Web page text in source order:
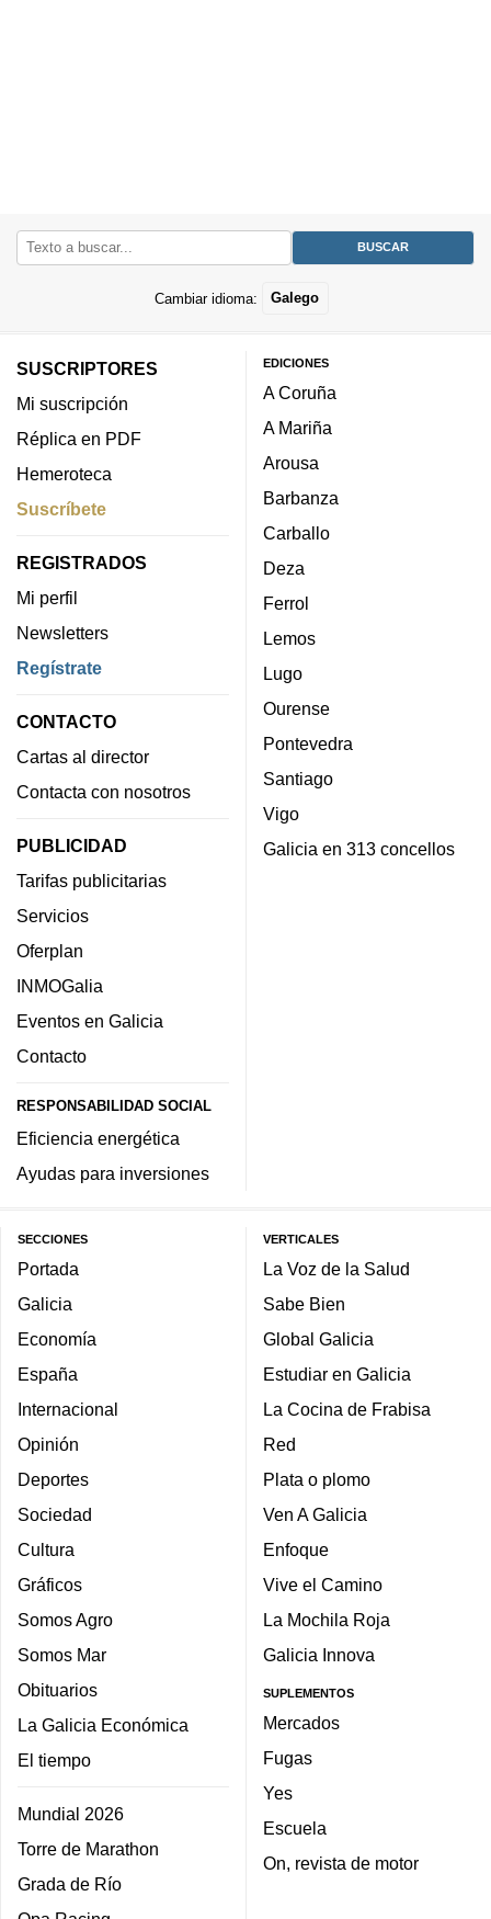
Cambiar idioma: Galego
SUSCRIPTORES
Mi suscripción
Réplica en PDF
Hemeroteca
Suscríbete
REGISTRADOS
Mi perfil
Newsletters
Regístrate
CONTACTO
Cartas al director
Contacta con nosotros
PUBLICIDAD
Tarifas publicitarias
Servicios
Oferplan
INMOGalia
Eventos en Galicia
Contacto
RESPONSABILIDAD SOCIAL
Eficiencia energética
Ayudas para inversiones
EDICIONES
A Coruña
A Mariña
Arousa
Barbanza
Carballo
Deza
Ferrol
Lemos
Lugo
Ourense
Pontevedra
Santiago
Vigo
Galicia en 313 concellos
SECCIONES
Portada
Galicia
Economía
España
Internacional
Opinión
Deportes
Sociedad
Cultura
Gráficos
Somos Agro
Somos Mar
Obituarios
La Galicia Económica
El tiempo
Mundial 2026
Torre de Marathon
Grada de Río
VERTICALES
La Voz de la Salud
Sabe Bien
Global Galicia
Estudiar en Galicia
La Cocina de Frabisa
Red
Plata o plomo
Ven A Galicia
Enfoque
Vive el Camino
La Mochila Roja
Galicia Innova
SUPLEMENTOS
Mercados
Fugas
Yes
Escuela
On, revista de motor